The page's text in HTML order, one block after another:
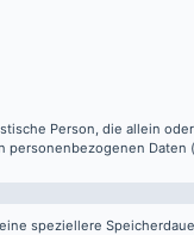
Person, die allein
Daten
speziellere